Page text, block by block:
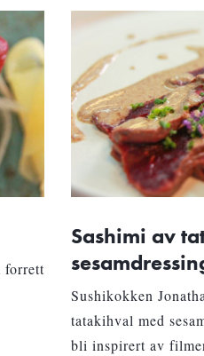
forrett
Sashimi av
Sushikokken
tatakihval med
bli inspirert av